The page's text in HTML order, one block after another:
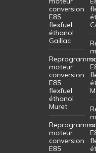
conversion
E85
flexfuel
éthanol
Gaillac
moteur
conversion
E85
flexfuel
éthanol
Muret
moteur
conversion
E85